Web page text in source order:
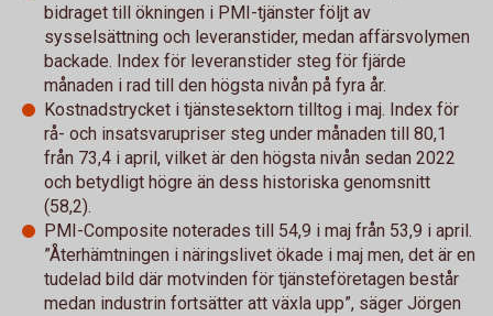
bidraget till ökningen i PMI-tjänster följt av
sysselsättning och leveranstider, medan affärsvolymen
backade. Index för leveranstider steg för fjärde
månaden i rad till den högsta nivån på fyra år.
Kostnadstrycket i tjänstesektorn tilltog i maj. Index för
rå- och insatsvarupriser steg under månaden till 80,1
från 73,4 i april, vilket är den högsta nivån sedan 2022
och betydligt högre än dess historiska genomsnitt
(58,2).
PMI-Composite noterades till 54,9 i maj från 53,9 i april.
”Återhämtningen i näringslivet ökade i maj men, det är en
tudelad bild där motvinden för tjänsteföretagen består
medan industrin fortsätter att växla upp”, säger Jörgen